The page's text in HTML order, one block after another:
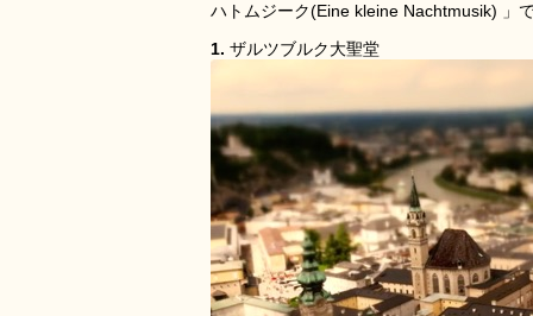
ハトムジーク(Eine kleine Nachtmusik) 」
1. ザルツブルク大聖堂